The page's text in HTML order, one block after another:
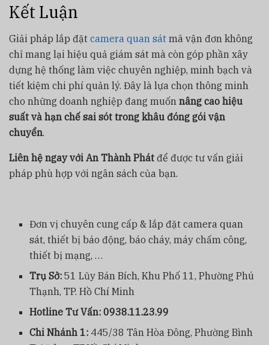
Kết Luận
Giải pháp lắp đặt camera quan sát mã vận đơn không
chỉ mang lại hiệu quả giám sát mà còn góp phần xây
dựng hệ thống làm việc chuyên nghiệp, minh bạch và
tiết kiệm chi phí quản lý. Đây là lựa chọn thông minh
cho những doanh nghiệp đang muốn nâng cao hiệu
suất và hạn chế sai sót trong khâu đóng gói vận
chuyển.
Liên hệ ngay với An Thành Phát để được tư vấn giải
pháp phù hợp với ngân sách của bạn.
Đơn vị chuyên cung cấp & lắp đặt camera quan
sát, thiết bị báo động, báo cháy, máy chấm công,
thiết bị mạng, …
Trụ Sở: 51 Lũy Bán Bích, Khu Phố 11, Phường Phú
Thạnh, TP. Hồ Chí Minh
Hotline Tư Vấn: 0938.11.23.99
Chi Nhánh 1: 445/38 Tân Hòa Đông, Phường Bình